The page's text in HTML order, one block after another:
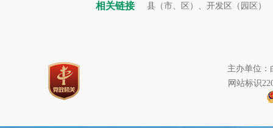
相关链接 县（市、区）、开发区（园区）
主办单位：
网站标识